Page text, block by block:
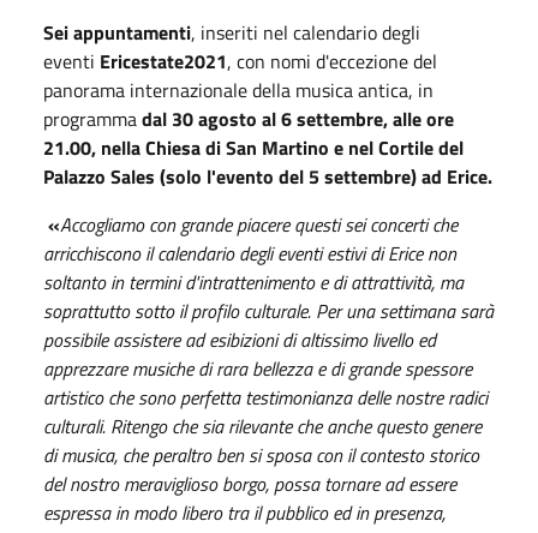
Sei appuntamenti, inseriti nel calendario degli
eventi Ericestate2021, con nomi d'eccezione del
panorama internazionale della musica antica, in
programmadal 30 agosto al 6 settembre, alle ore
21.00, nella Chiesa di San Martino e nel Cortile del
Palazzo Sales (solo l'evento del 5 settembre) ad Erice.
«Accogliamo con grande piacere questi sei concerti che
arricchiscono il calendario degli eventi estivi di Erice non
soltanto in termini d'intrattenimento e di attrattività, ma
soprattutto sotto il profilo culturale. Per una settimana sarà
possibile assistere ad esibizioni di altissimo livello ed
apprezzare musiche di rara bellezza e di grande spessore
artistico che sono perfetta testimonianza delle nostre radici
culturali. Ritengo che sia rilevante che anche questo genere
di musica, che peraltro ben si sposa con il contesto storico
del nostro meraviglioso borgo, possa tornare ad essere
espressa in modo libero tra il pubblico ed in presenza,